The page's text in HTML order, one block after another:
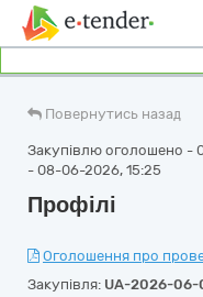
Повернутись назад
Закупівлю оголошено -
- 08-06-2026, 15:25
Профілі
Оголошення про
Закупівля: UA-2026-